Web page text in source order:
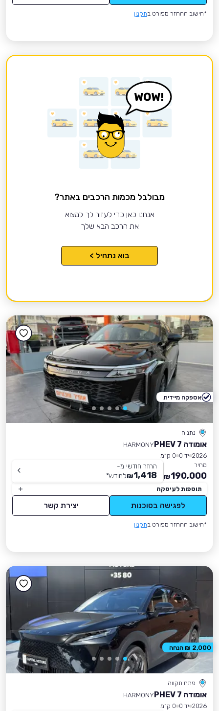
*חישוב ההחזר מפורט בתקנון
מבולבל מכמות הרכבים באתר?
אנחנו כאן כדי לעזור לך למצוא
את הרכב הבא שלך
בוא נתחיל >
נתניה
אומודה 7 PHEV
HARMONY
2026 יד 0
0 ק״מ
מחיר
190,000
₪
החזר חודשי מ-
1,418
₪לחודש*
תוספות לעיסקה
לפגישה בסוכנות יצירת קשר
*חישוב ההחזר מפורט בתקנון
אספקה מיידית
פתח תקווה
אומודה 7 PHEV
HARMONY
2026 יד 0
0 ק״מ
2,000 ₪ הנחה